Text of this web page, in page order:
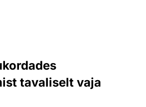
tavaliselt vaja